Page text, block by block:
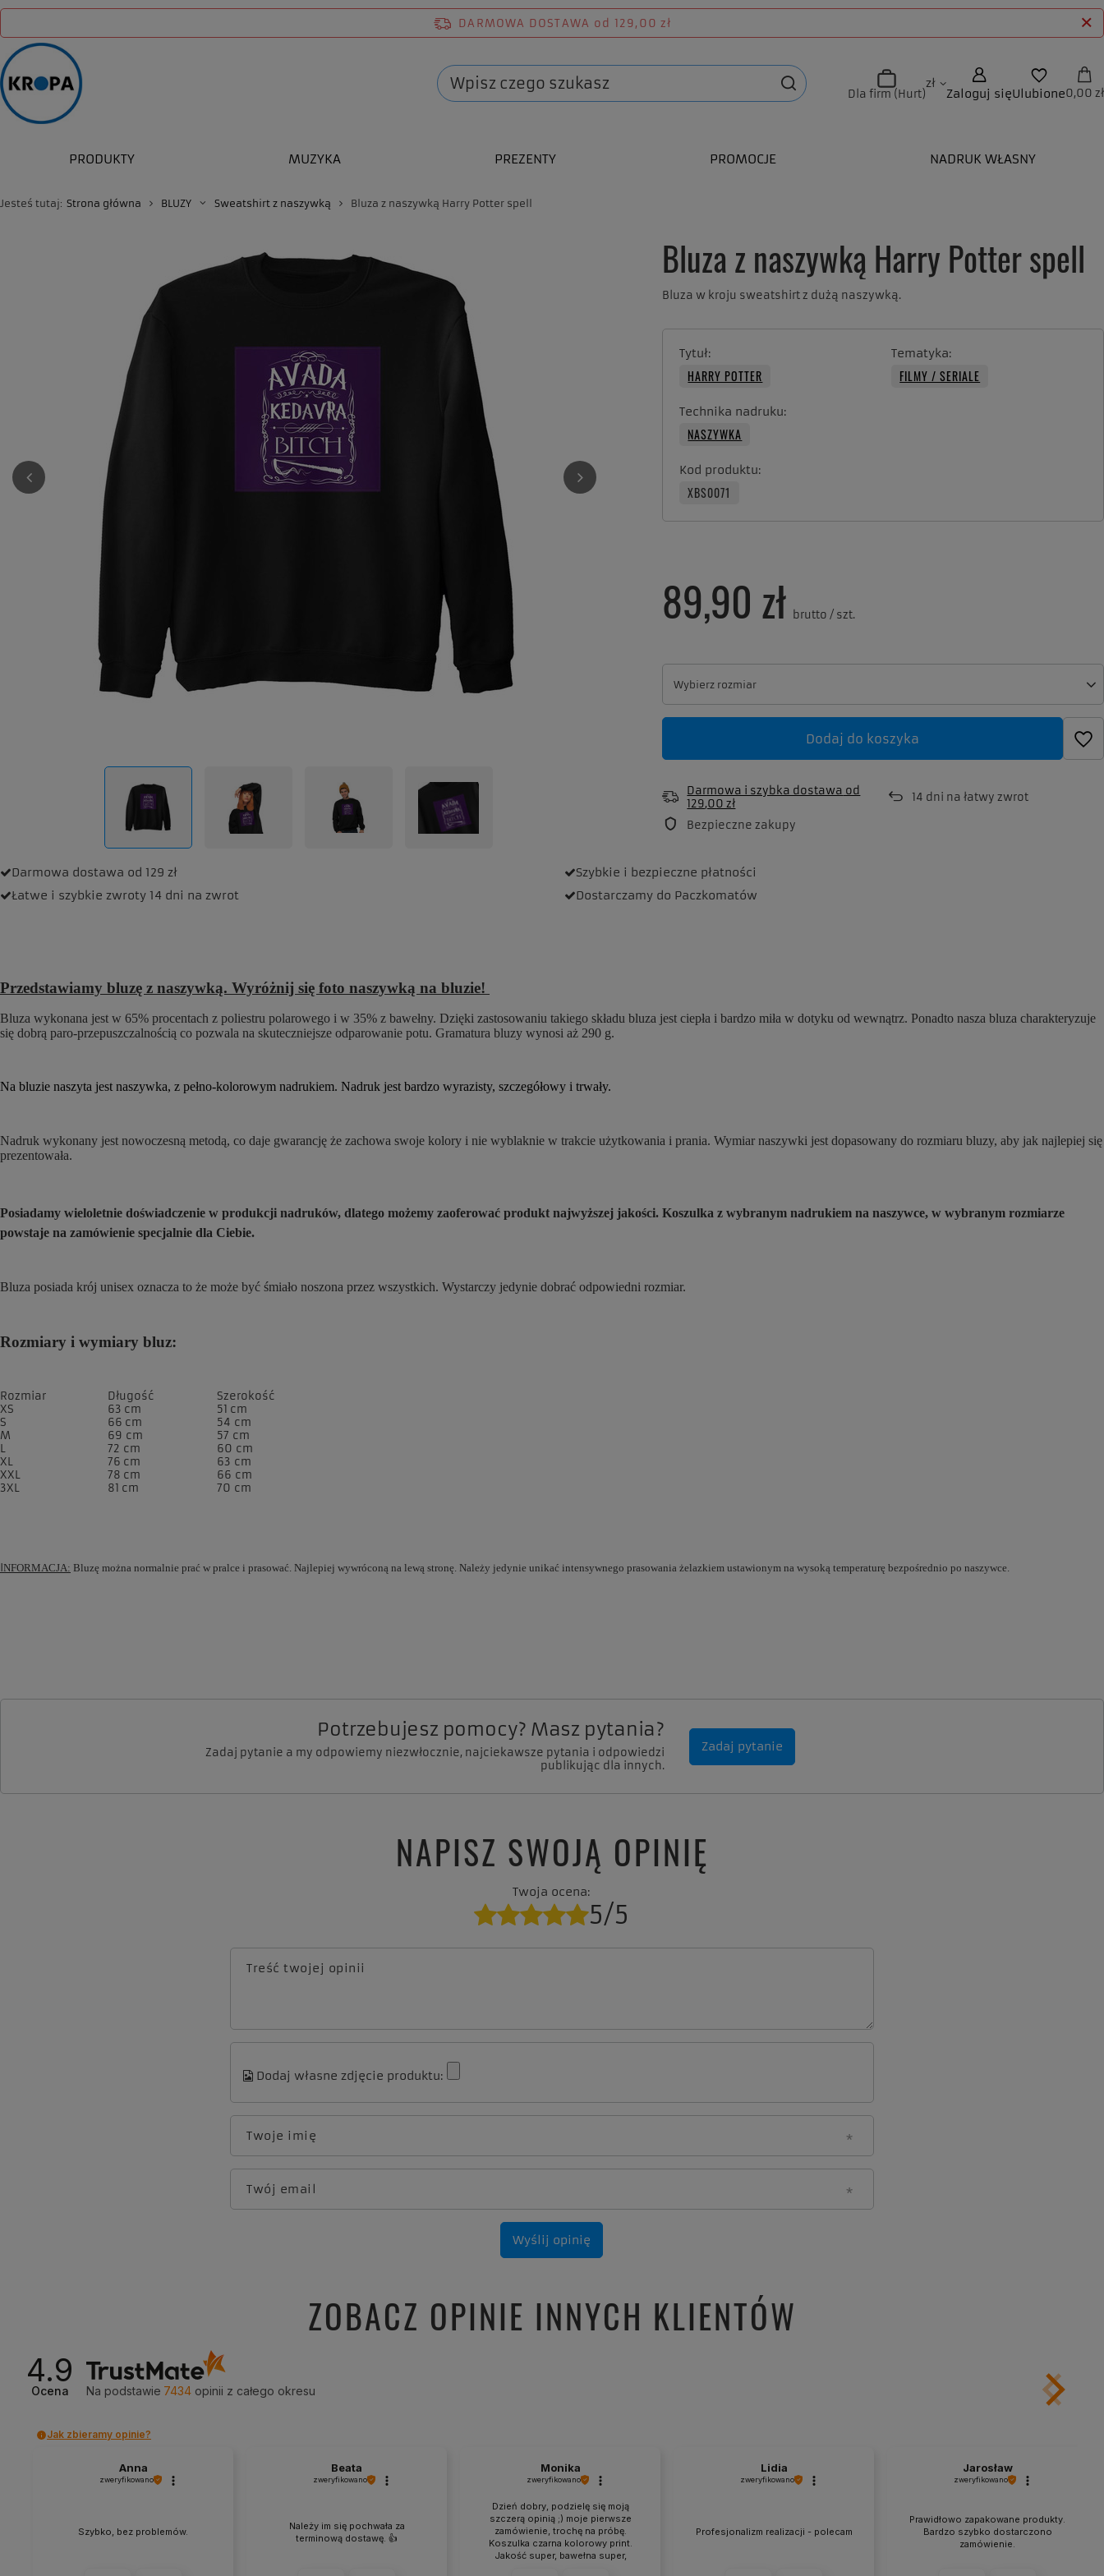
DARMOWA DOSTAWA od 129,00 zł
Dla firm (Hurt)
zł
Zaloguj sięUlubione0,00 zł
PRODUKTY MUZYKA PREZENTY PROMOCJE NADRUK WŁASNY
Jesteś tutaj: Strona główna BLUZY Sweatshirt z naszywką Bluza z naszywką Harry Potter spell
Bluza z naszywką Harry Potter spell
Bluza w kroju sweatshirt z dużą naszywką.
Tytuł
HARRY POTTER
Tematyka
FILMY / SERIALE
Technika nadruku
NASZYWKA
Kod produktu
XBS0071
Wybierz rozmiar
Wybierz rozmiar
89,90 zł brutto / szt.
Dodaj do koszyka
Darmowa i szybka dostawa od
129,00 zł
14 dni na łatwy zwrot
Bezpieczne zakupy
Darmowa dostawa od 129 zł Szybkie i bezpieczne płatności
Łatwe i szybkie zwroty 14 dni na zwrot Dostarczamy do Paczkomatów
Przedstawiamy bluzę z naszywką. Wyróżnij się foto naszywką na bluzie!
Bluza wykonana jest w 65% procentach z poliestru polarowego i w 35% z bawełny. Dzięki zastosowaniu takiego składu bluza jest ciepła i bardzo miła w dotyku od wewnątrz. Ponadto nasza bluza charakteryzuje
się dobrą paro-przepuszczalnością co pozwala na skuteczniejsze odparowanie potu. Gramatura bluzy wynosi aż 290 g.
Na bluzie naszyta jest naszywka, z pełno-kolorowym nadrukiem. Nadruk jest bardzo wyrazisty, szczegółowy i trwały.
Nadruk wykonany jest nowoczesną metodą, co daje gwarancję że zachowa swoje kolory i nie wyblaknie w trakcie użytkowania i prania. Wymiar naszywki jest dopasowany do rozmiaru bluzy, aby jak najlepiej się
prezentowała.
Posiadamy wieloletnie doświadczenie w produkcji nadruków, dlatego możemy zaoferować produkt najwyższej jakości. Koszulka z wybranym nadrukiem na naszywce, w wybranym rozmiarze
powstaje na zamówienie specjalnie dla Ciebie.
Bluza posiada krój unisex oznacza to że może być śmiało noszona przez wszystkich. Wystarczy jedynie dobrać odpowiedni rozmiar.
Rozmiary i wymiary bluz:
Rozmiar Długość
Szerokość
XS
63 cm
51 cm
S
66 cm
54 cm
M
69 cm
57 cm
L
72 cm
60 cm
XL
76 cm
63 cm
XXL
78 cm
66 cm
3XL
81 cm 70 cm
INFORMACJA: Bluzę można normalnie prać w pralce i prasować. Najlepiej wywróconą na lewą stronę. Należy jedynie unikać intensywnego prasowania żelazkiem ustawionym na wysoką temperaturę bezpośrednio po naszywce.
Potrzebujesz pomocy? Masz pytania?
Zadaj pytanie a my odpowiemy niezwłocznie, najciekawsze pytania i odpowiedzi
publikując dla innych.
Zadaj pytanie
NAPISZ SWOJĄ OPINIĘ
Twoja ocena:
5/5
Treść twojej opinii
Dodaj własne zdjęcie produktu:
Twoje imię
Twój email
Wyślij opinię
ZOBACZ OPINIE INNYCH KLIENTÓW
4.9
Ocena Na podstawie 7434 opinii z całego okresu
Jak zbieramy opinie?
Anna
zweryfikowano
Szybko, bez problemów.
Beata
zweryfikowano
Należy im się pochwała za
terminową dostawę. 👍️
Monika
zweryfikowano
Dzień dobry, podzielę się moją
szczerą opinią ;) moje pierwsze
zamówienie, trochę na próbę.
Koszulka czarna kolorowy print.
Jakość super, bawełna super,
Lidia
zweryfikowano
Profesjonalizm realizacji - polecam
Jarosław
zweryfikowano
Prawidłowo zapakowane produkty.
Bardzo szybko dostarczono
zamówienie.